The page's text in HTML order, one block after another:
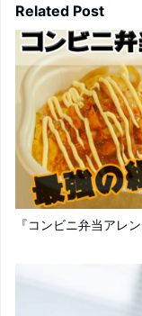
Related Post
『コンビニ弁当アレ